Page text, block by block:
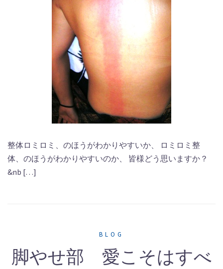
整体ロミロミ、のほうがわかりやすいか、 ロミロミ整
体、のほうがわかりやすいのか、 皆様どう思いますか？
&nb […]
BLOG
脚やせ部 愛こそはすべ